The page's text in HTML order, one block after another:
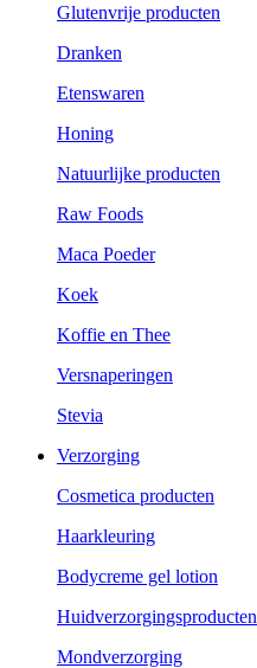
Glutenvrije producten
Dranken
Etenswaren
Honing
Natuurlijke producten
Raw Foods
Maca Poeder
Koek
Koffie en Thee
Versnaperingen
Stevia
Verzorging
Cosmetica producten
Haarkleuring
Bodycreme gel lotion
Huidverzorgingsproducten
Mondverzorging